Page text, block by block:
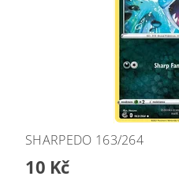
SHARPEDO 163/264
10 Kč